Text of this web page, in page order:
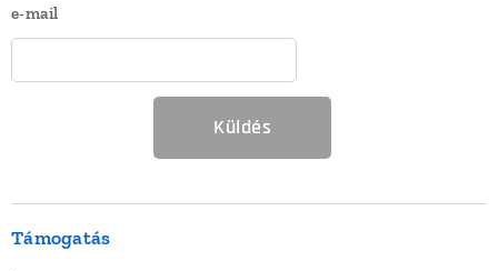
e-mail
Küldés
Támogatás